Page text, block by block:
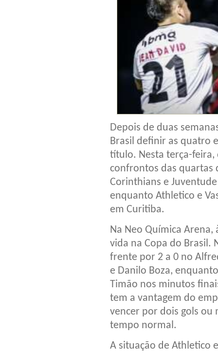
Depois de duas
Brasil definir as quatro
título. Nesta terça-feira,
confrontos das quartas
Corinthians e
enquanto Athletico e
em Curitiba.
Na Neo Química
vida na Copa do Brasil.
frente por 2 a 0 no
e Danilo Boza,
Timão nos minutos
tem a vantagem do
vencer por dois gols ou
tempo normal.
A situação de Athletico